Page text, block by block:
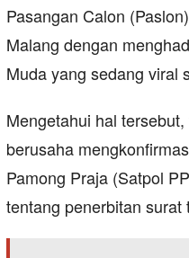
Pasangan Calon
Malang dengan
Muda yang sedang viral
Mengetahui hal
berusaha
Pamong Praja (Satpol
tentang penerbitan surat